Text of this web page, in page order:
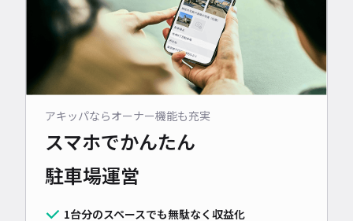
アキッパならオーナー機能も充実
スマホでかんたん
駐車場運営
1台分のスペースでも無駄なく収益化